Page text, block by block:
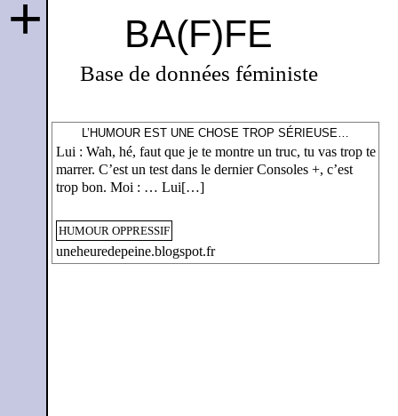
BA(F)FE
Base de données féministe
+
L’HUMOUR EST UNE CHOSE TROP SÉRIEUSE…
Lui : Wah, hé, faut que je te montre un truc, tu vas trop te
marrer. C’est un test dans le dernier Consoles +, c’est
trop bon. Moi : … Lui[…]
HUMOUR OPPRESSIF
uneheuredepeine.blogspot.fr